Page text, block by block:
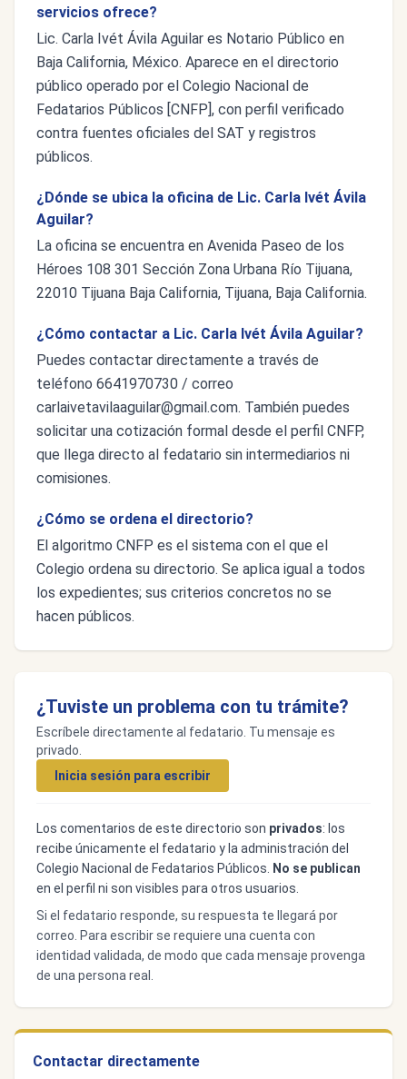
servicios ofrece?
Lic. Carla Ivét Ávila Aguilar es Notario Público en
Baja California, México. Aparece en el directorio
público operado por el Colegio Nacional de
Fedatarios Públicos [CNFP], con perfil verificado
contra fuentes oficiales del SAT y registros
públicos.
¿Dónde se ubica la oficina de Lic. Carla Ivét Ávila
Aguilar?
La oficina se encuentra en Avenida Paseo de los
Héroes 108 301 Sección Zona Urbana Río Tijuana,
22010 Tijuana Baja California, Tijuana, Baja California.
¿Cómo contactar a Lic. Carla Ivét Ávila Aguilar?
Puedes contactar directamente a través de
teléfono 6641970730 / correo
carlaivetavilaaguilar@gmail.com. También puedes
solicitar una cotización formal desde el perfil CNFP,
que llega directo al fedatario sin intermediarios ni
comisiones.
¿Cómo se ordena el directorio?
El algoritmo CNFP es el sistema con el que el
Colegio ordena su directorio. Se aplica igual a todos
los expedientes; sus criterios concretos no se
hacen públicos.
¿Tuviste un problema con tu trámite?
Escríbele directamente al fedatario. Tu mensaje es
privado.
Inicia sesión para escribir
Los comentarios de este directorio son privados: los
recibe únicamente el fedatario y la administración del
Colegio Nacional de Fedatarios Públicos.
No se publican
en el perfil ni son visibles para otros usuarios.
Si el fedatario responde, su respuesta te llegará por
correo. Para escribir se requiere una cuenta con
identidad validada, de modo que cada mensaje provenga
de una persona real.
Contactar directamente